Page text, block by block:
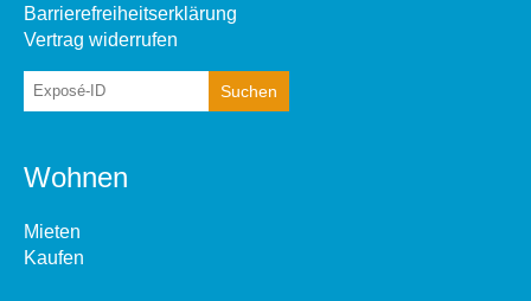
Barrierefreiheitserklärung
Vertrag widerrufen
Wohnen
Mieten
Kaufen